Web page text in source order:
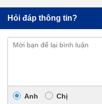
Hỏi đáp thông tin?
Anh Chị